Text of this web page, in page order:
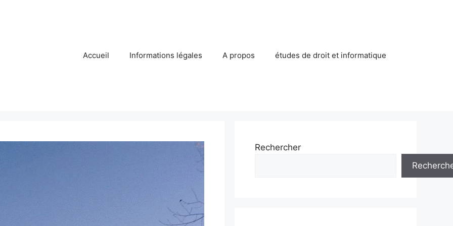
Accueil Informations légales A propos études de droit et informatique
Rechercher